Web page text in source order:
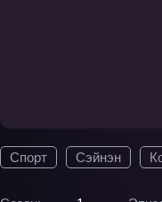
Спорт Сэйнэн